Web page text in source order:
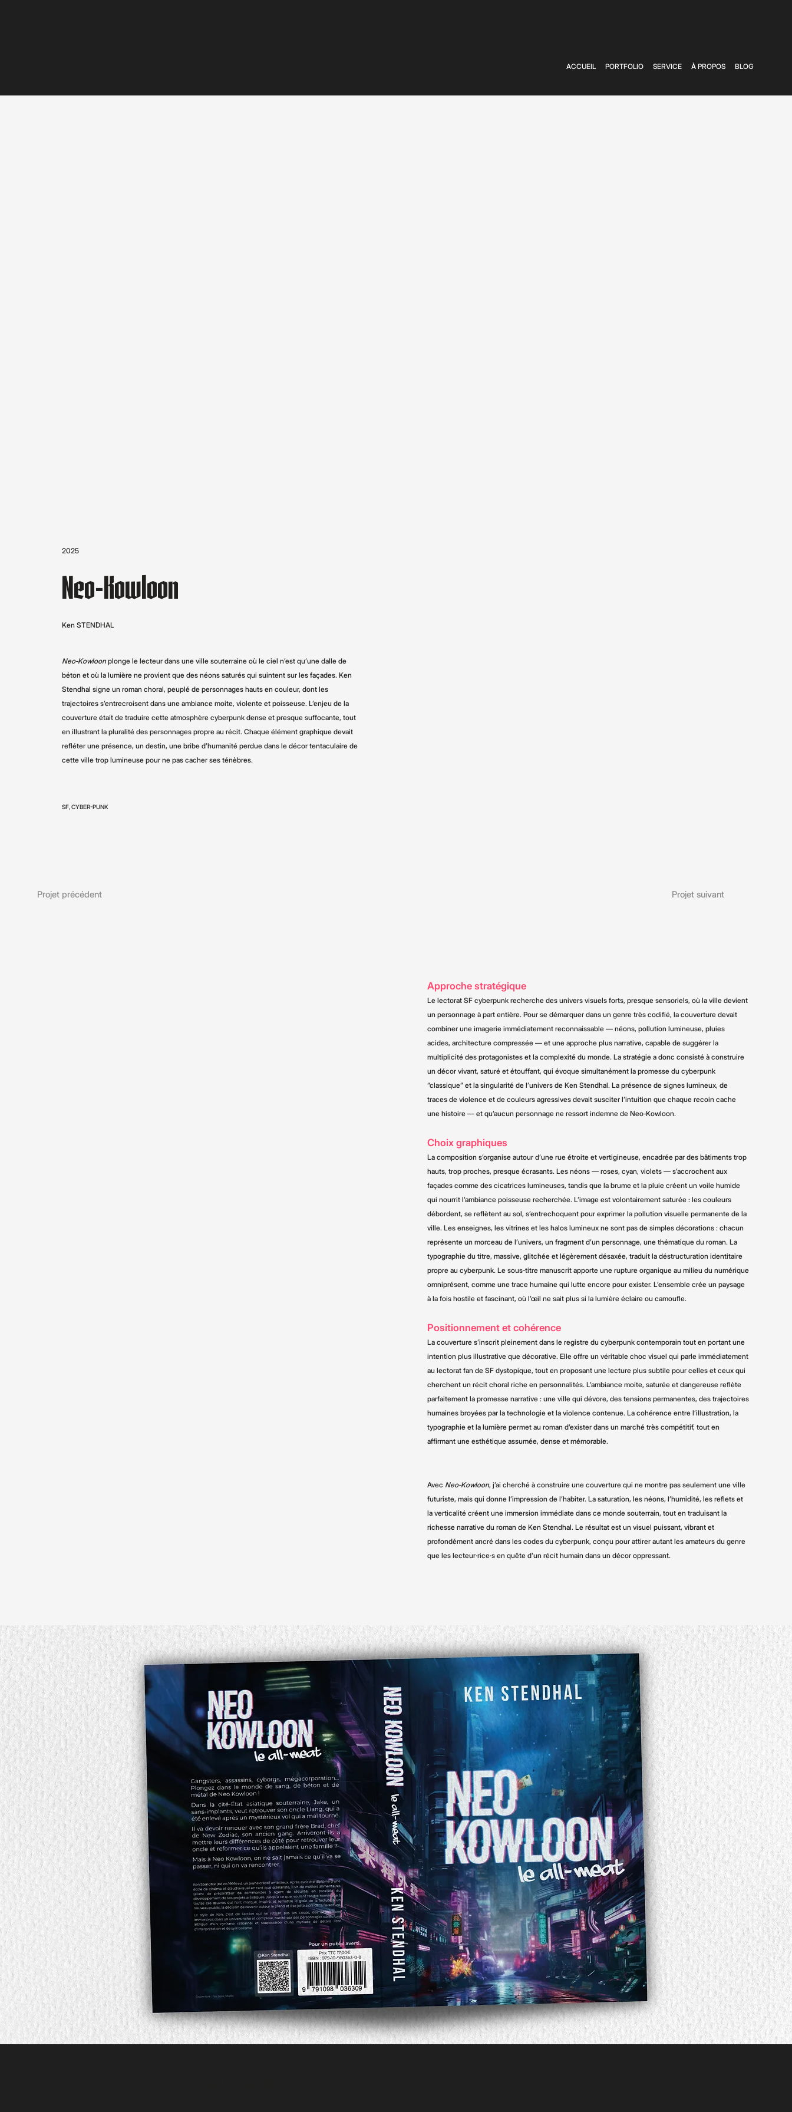
ACCUEIL PORTFOLIO SERVICE À PROPOS BLOG
2025
Neo-Kowloon
Ken STENDHAL
Neo‑Kowloonplonge le lecteur dans une ville souterraine où le ciel n’est qu’une dalle de
béton et où la lumière ne provient que des néons saturés qui suintent sur les façades. Ken
Stendhal signe un roman choral, peuplé de personnages hauts en couleur, dont les
trajectoires s’entrecroisent dans une ambiance moite, violente et poisseuse. L’enjeu de la
couverture était de traduire cette atmosphère cyberpunk dense et presque suffocante, tout
en illustrant la pluralité des personnages propre au récit. Chaque élément graphique devait
refléter une présence, un destin, une bribe d’humanité perdue dans le décor tentaculaire de
cette ville trop lumineuse pour ne pas cacher ses ténèbres.
SF, CYBER-PUNK
Projet précédent Projet suivant
Approche stratégique
Le lectorat SF cyberpunk recherche des univers visuels forts, presque sensoriels, où la ville devient
un personnage à part entière. Pour se démarquer dans un genre très codifié, la couverture devait
combiner une imagerie immédiatement reconnaissable — néons, pollution lumineuse, pluies
acides, architecture compressée — et une approche plus narrative, capable de suggérer la
multiplicité des protagonistes et la complexité du monde. La stratégie a donc consisté à construire
un décor vivant, saturé et étouffant, qui évoque simultanément la promesse du cyberpunk
“classique” et la singularité de l’univers de Ken Stendhal. La présence de signes lumineux, de
traces de violence et de couleurs agressives devait susciter l’intuition que chaque recoin cache
une histoire — et qu’aucun personnage ne ressort indemne de Neo‑Kowloon.
Choix graphiques
La composition s’organise autour d’une rue étroite et vertigineuse, encadrée par des bâtiments trop
hauts, trop proches, presque écrasants. Les néons — roses, cyan, violets — s’accrochent aux
façades comme des cicatrices lumineuses, tandis que la brume et la pluie créent un voile humide
qui nourrit l’ambiance poisseuse recherchée. L’image est volontairement saturée : les couleurs
débordent, se reflètent au sol, s’entrechoquent pour exprimer la pollution visuelle permanente de la
ville. Les enseignes, les vitrines et les halos lumineux ne sont pas de simples décorations : chacun
représente un morceau de l’univers, un fragment d’un personnage, une thématique du roman. La
typographie du titre, massive, glitchée et légèrement désaxée, traduit la déstructuration identitaire
propre au cyberpunk. Le sous‑titre manuscrit apporte une rupture organique au milieu du numérique
omniprésent, comme une trace humaine qui lutte encore pour exister. L’ensemble crée un paysage
à la fois hostile et fascinant, où l’œil ne sait plus si la lumière éclaire ou camoufle.
Positionnement et cohérence
La couverture s’inscrit pleinement dans le registre du cyberpunk contemporain tout en portant une
intention plus illustrative que décorative. Elle offre un véritable choc visuel qui parle immédiatement
au lectorat fan de SF dystopique, tout en proposant une lecture plus subtile pour celles et ceux qui
cherchent un récit choral riche en personnalités. L’ambiance moite, saturée et dangereuse reflète
parfaitement la promesse narrative : une ville qui dévore, des tensions permanentes, des trajectoires
humaines broyées par la technologie et la violence contenue. La cohérence entre l’illustration, la
typographie et la lumière permet au roman d’exister dans un marché très compétitif, tout en
affirmant une esthétique assumée, dense et mémorable.
Avec Neo‑Kowloon, j’ai cherché à construire une couverture qui ne montre pas seulement une ville
futuriste, mais qui donne l’impression de l’habiter. La saturation, les néons, l’humidité, les reflets et
la verticalité créent une immersion immédiate dans ce monde souterrain, tout en traduisant la
richesse narrative du roman de Ken Stendhal. Le résultat est un visuel puissant, vibrant et
profondément ancré dans les codes du cyberpunk, conçu pour attirer autant les amateurs du genre
que les lecteur·rice·s en quête d’un récit humain dans un décor oppressant.